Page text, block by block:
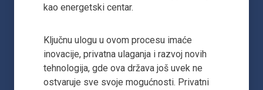
kao energetski centar.
Ključnu ulogu u ovom procesu imaće
inovacije, privatna ulaganja i razvoj novih
tehnologija, gde ova država još uvek ne
ostvaruje sve svoje mogućnosti. Privatni